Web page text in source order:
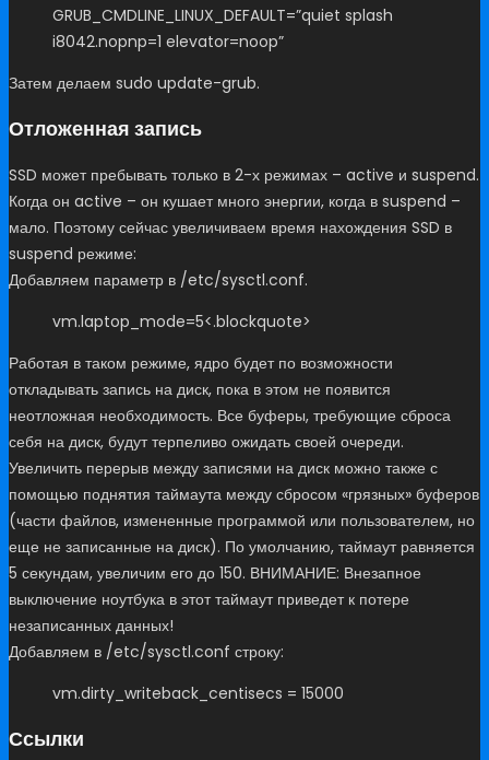
GRUB_CMDLINE_LINUX_DEFAULT=”quiet splash
i8042.nopnp=1 elevator=noop”
Затем делаем sudo update-grub.
Отложенная запись
SSD может пребывать только в 2-х режимах – active и suspend.
Когда он active – он кушает много энергии, когда в suspend –
мало. Поэтому сейчас увеличиваем время нахождения SSD в
suspend режиме:
Добавляем параметр в /etc/sysctl.conf.
vm.laptop_mode=5<.blockquote>
Работая в таком режиме, ядро будет по возможности
откладывать запись на диск, пока в этом не появится
неотложная необходимость. Все буферы, требующие сброса
себя на диск, будут терпеливо ожидать своей очереди.
Увеличить перерыв между записями на диск можно также с
помощью поднятия таймаута между сбросом «грязных» буферов
(части файлов, измененные программой или пользователем, но
еще не записанные на диск). По умолчанию, таймаут равняется
5 секундам, увеличим его до 150. ВНИМАНИЕ: Внезапное
выключение ноутбука в этот таймаут приведет к потере
незаписанных данных!
Добавляем в /etc/sysctl.conf строку:
vm.dirty_writeback_centisecs = 15000
Ссылки